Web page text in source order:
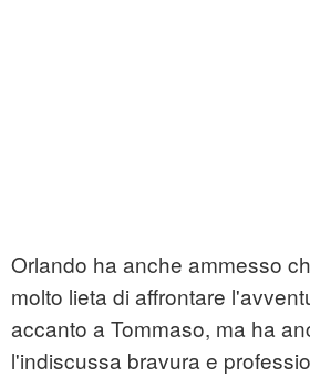
Orlando ha anche ammesso
molto lieta di affrontare
accanto a Tommaso, ma ha
l'indiscussa bravura e